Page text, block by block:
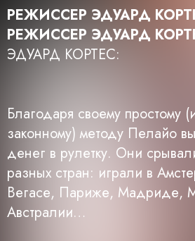
РЕЖИССЕР ЭДУАРД
РЕЖИССЕР ЭДУАРД
ЭДУАРД КОРТЕС:
Благодаря своему простому
законному) методу Пелайо
денег в рулетку. Они
разных стран: играли в
Вегасе, Париже, Мадриде,
Австралии…